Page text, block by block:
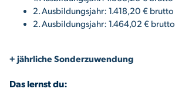
2. Ausbildungsjahr: 1.418,20 € brutto
2. Ausbildungsjahr: 1.464,02 € brutto
+ jährliche Sonderzuwendung
Das lernst du: